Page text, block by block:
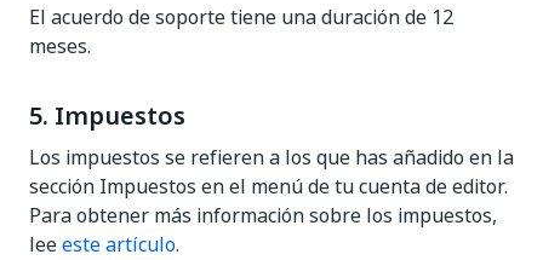
El acuerdo de soporte tiene una duración de 12
meses.
5. Impuestos
Los impuestos se refieren a los que has añadido en la
sección Impuestos en el menú de tu cuenta de editor.
Para obtener más información sobre los impuestos,
leeeste artículo.